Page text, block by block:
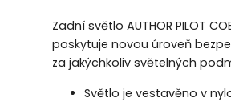
Zadní světlo AUTHOR PILOT
poskytuje novou úroveň
za jakýchkoliv světelných
Světlo je vestavěno v